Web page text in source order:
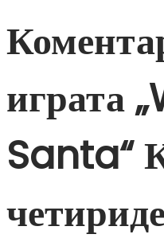
играта
Santa“